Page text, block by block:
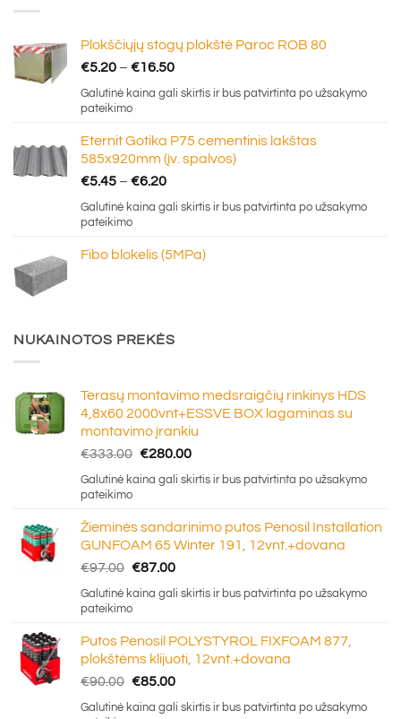
Plokščiųjų stogų plokštė Paroc ROB 80
€5.20 – €16.50Price
range:
€16.50
Galutinė kaina gali skirtis ir bus patvirtinta po užsakymo
pateikimo
Eternit Gotika P75 cementinis lakštas
585x920mm (įv. spalvos)
€5.45 – €6.20Price
range:
€6.20
Galutinė kaina gali skirtis ir bus patvirtinta po užsakymo
pateikimo
Fibo blokelis (5MPa)
NUKAINOTOS PREKĖS
Terasų montavimo medsraigčių rinkinys HDS
4,8x60 2000vnt+ESSVE BOX lagaminas su
montavimo įrankiu
€333.00 Original
price
was:
€280.00Current
price
Galutinė kaina gali skirtis ir bus patvirtinta po užsakymo
pateikimo
Žieminės sandarinimo putos Penosil Installation
GUNFOAM 65 Winter 191, 12vnt.+dovana
€97.00 Original
price
was:
€87.00Current
price
Galutinė kaina gali skirtis ir bus patvirtinta po užsakymo
pateikimo
Putos Penosil POLYSTYROL FIXFOAM 877,
plokštėms klijuoti, 12vnt.+dovana
€90.00 Original
price
€85.00Current
price
Galutinė kaina gali skirtis ir bus patvirtinta po užsakymo